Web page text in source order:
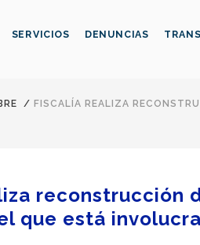
SERVICIOS DENUNCIAS
/ FISCALÍA REALIZA
reconstrucción
que está